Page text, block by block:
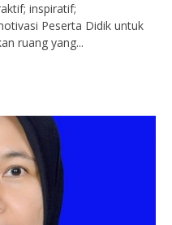
inspiratif;
Peserta Didik untuk
ruang yang...